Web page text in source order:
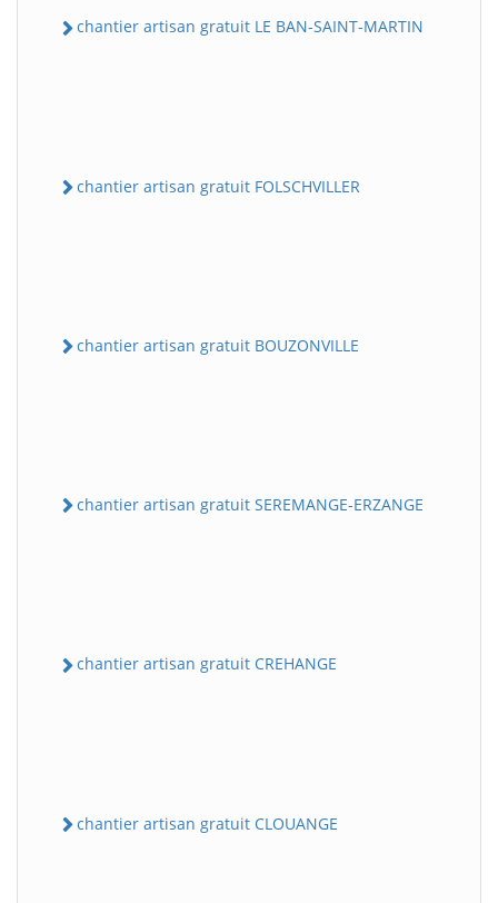
chantier artisan gratuit LE BAN-SAINT-MARTIN
chantier artisan gratuit FOLSCHVILLER
chantier artisan gratuit BOUZONVILLE
chantier artisan gratuit SEREMANGE-ERZANGE
chantier artisan gratuit CREHANGE
chantier artisan gratuit CLOUANGE